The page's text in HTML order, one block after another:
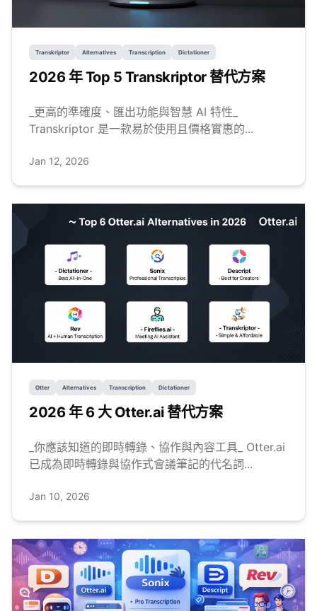
Transkriptor Alternatives Transcription Dictationer
2026 年 Top 5 Transkriptor 替代方案
_更高的準確度、匯出功能與智慧 AI 特性_
Transkriptor 是一款易於使用且價格實惠的...
Jan 12, 2026
Otter Alternatives Transcription Dictationer
2026 年 6 大 Otter.ai 替代方案
_你應該知道的即時轉錄、協作與內容工具_ Otter.ai
已成為即時轉錄與協作式會議筆記的代名詞...
Jan 10, 2026